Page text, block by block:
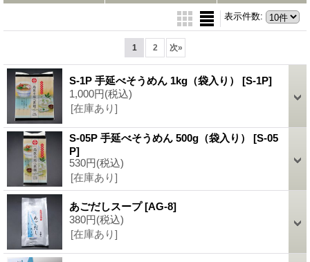
表示件数:
1 2 次»
S-1P 手延べそうめん 1kg（袋入り） [S-1P]
1,000円(税込)
[在庫あり]
S-05P 手延べそうめん 500g（袋入り） [S-05
P]
530円(税込)
[在庫あり]
あごだしスープ[AG-8]
380円(税込)
[在庫あり]